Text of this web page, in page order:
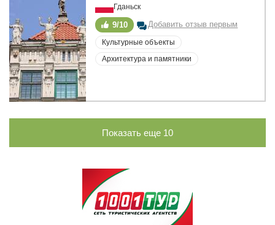
Гданьск
9/10 Добавить отзыв первым
Культурные объекты
Архитектура и памятники
Показать еще 10